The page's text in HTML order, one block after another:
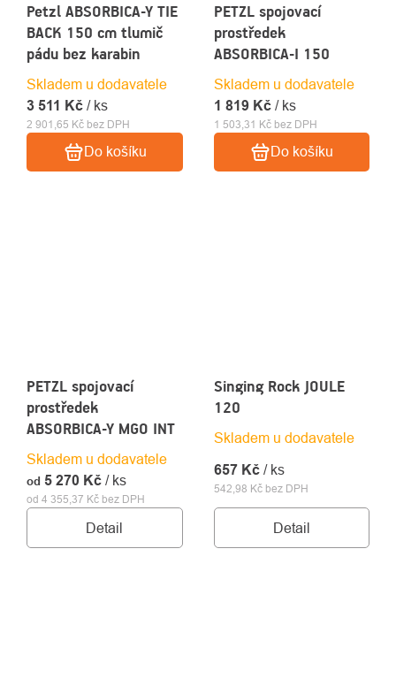
Petzl ABSORBICA-Y TIE
BACK 150 cm tlumič
pádu bez karabin
Skladem u dodavatele
2 901,65 Kč bez DPH
3 511 Kč / ks
Do košíku
PETZL spojovací
prostředek
ABSORBICA-I 150
Skladem u dodavatele
1 503,31 Kč bez DPH
1 819 Kč / ks
Do košíku
PETZL spojovací
prostředek
ABSORBICA-Y MGO INT
Skladem u dodavatele
od 4 355,37 Kč bez DPH
od 5 270 Kč / ks
Detail
Singing Rock JOULE
120
Skladem u dodavatele
542,98 Kč bez DPH
657 Kč / ks
Detail